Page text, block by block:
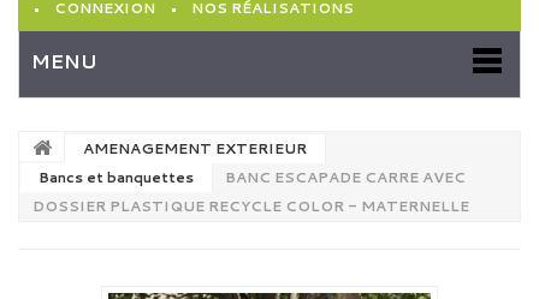
CONNEXION
NOS RÉALISATIONS
MENU
AMENAGEMENT EXTERIEUR
Bancs et banquettes
BANC ESCAPADE CARRE AVEC
DOSSIER PLASTIQUE RECYCLE COLOR - MATERNELLE